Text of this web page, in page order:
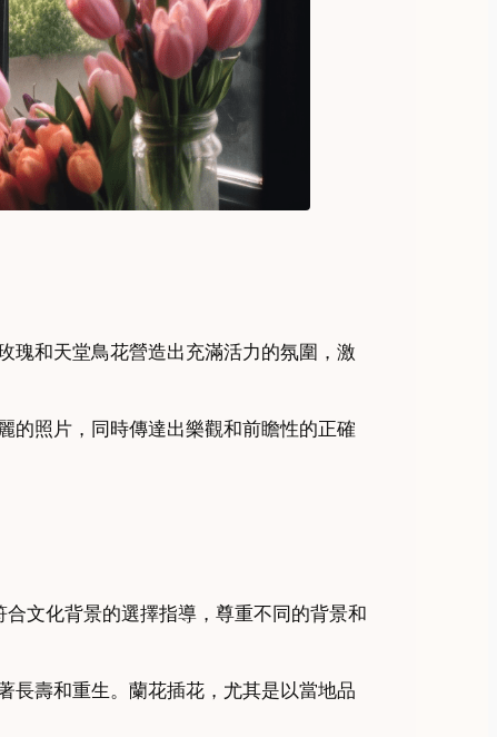
瑰和天堂鳥花營造出充滿活力的氛圍，激
的照片，同時傳達出樂觀和前瞻性的正確
合文化背景的選擇指導，尊重不同的背景和
長壽和重生。蘭花插花，尤其是以當地品